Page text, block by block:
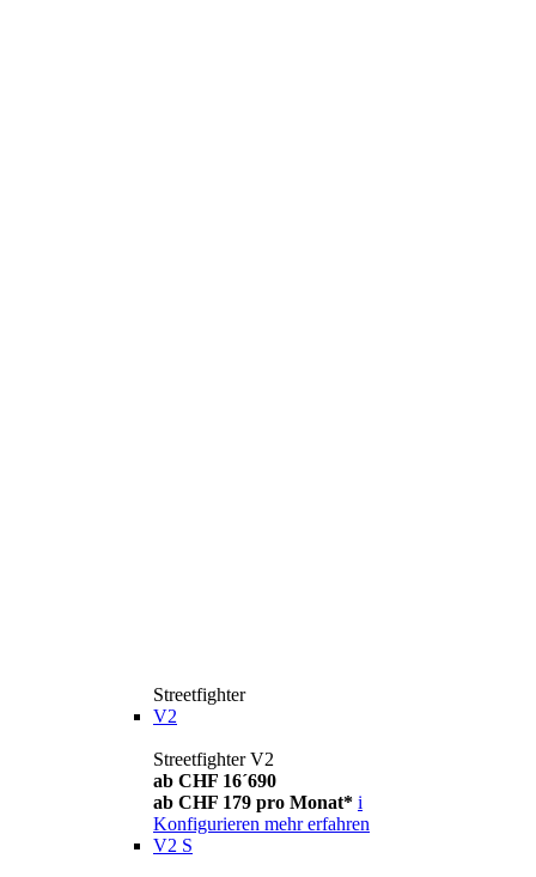
Streetfighter
V2
Streetfighter V2
ab CHF 16´690
ab CHF 179 pro Monat* i
Konfigurieren mehr erfahren
V2 S